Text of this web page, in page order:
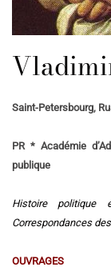
Saint-Petersbourg,
PR * Académie
publique
Histoire politique
Correspondances
OUVRAGES